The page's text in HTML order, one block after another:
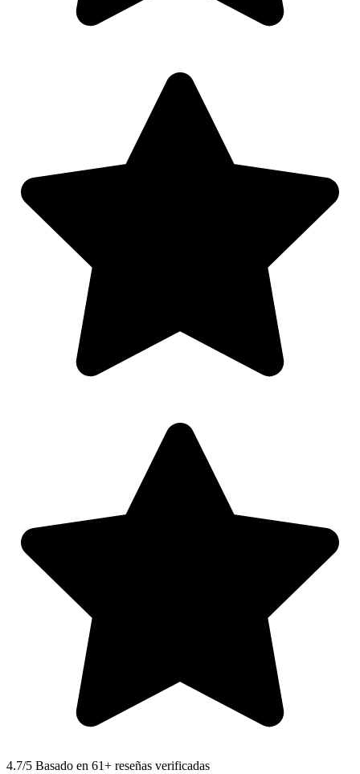
4.7/5 Basado en 61+ reseñas verificadas